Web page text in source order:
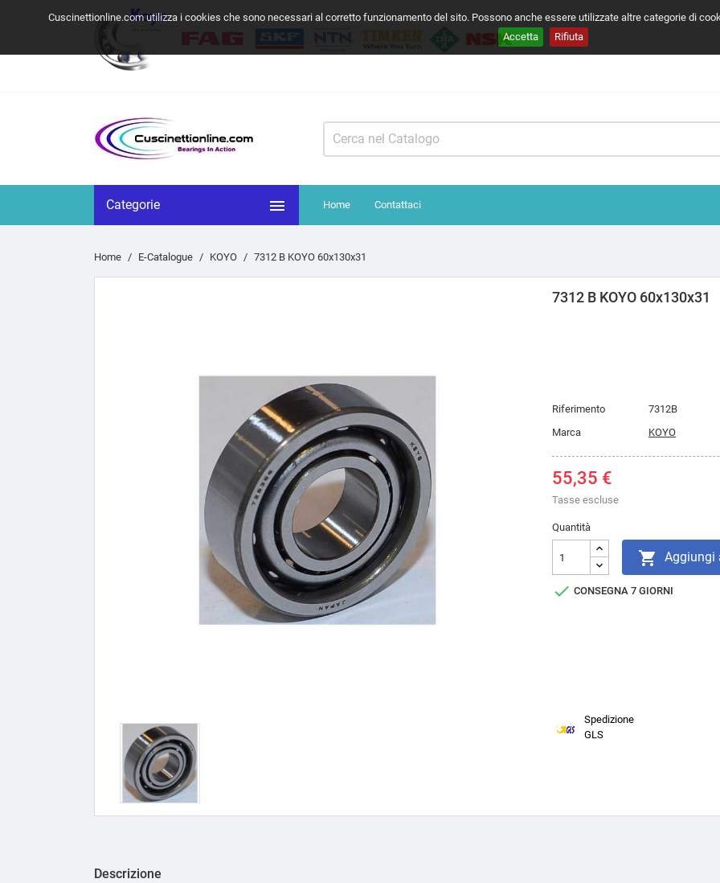
Cuscinettionline.com utilizza i cookies che sono necessari al corretto funzionamento del sito. Possono anche essere utilizzate altre categorie di
Accetta
Rifiuta
Categorie  Home Contattaci
Home E-Catalogue KOYO 7312 B KOYO 60x130x31
7312 B KOYO 60x130x31
Riferimento
7312B
Marca
KOYO
55,35 €
Tasse escluse
Quantità
 Aggiungi
 CONSEGNA 7 GIORNI
Spedizione
GLS
Descrizione